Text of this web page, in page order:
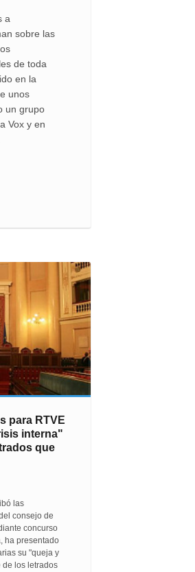
a
sobre las
de toda
en la
unos
un grupo
Vox y en
para RTVE
interna"
que
las
consejo de
concurso
ha presentado
su "queja y
de los letrados